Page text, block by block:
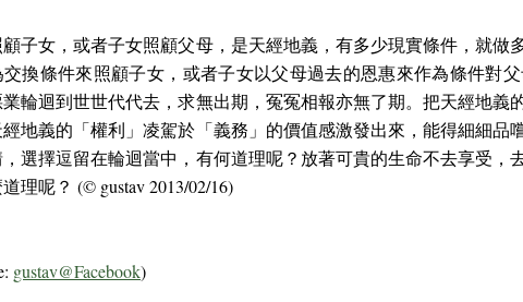
子女，或者子女照顧父母，是天經地義，有多少現實條件，就做
交換條件來照顧子女，或者子女以父母過去的恩惠來作為條件對
輪迴到世世代代去，求無出期，冤冤相報亦無了期。把天經地義
地義的「權利」凌駕於「義務」的價值感激發出來，能得細細品
選擇逗留在輪迴當中，有何道理呢？放著可貴的生命不去享受，
理呢？ (© gustav 2013/02/16)
gustav@Facebook)